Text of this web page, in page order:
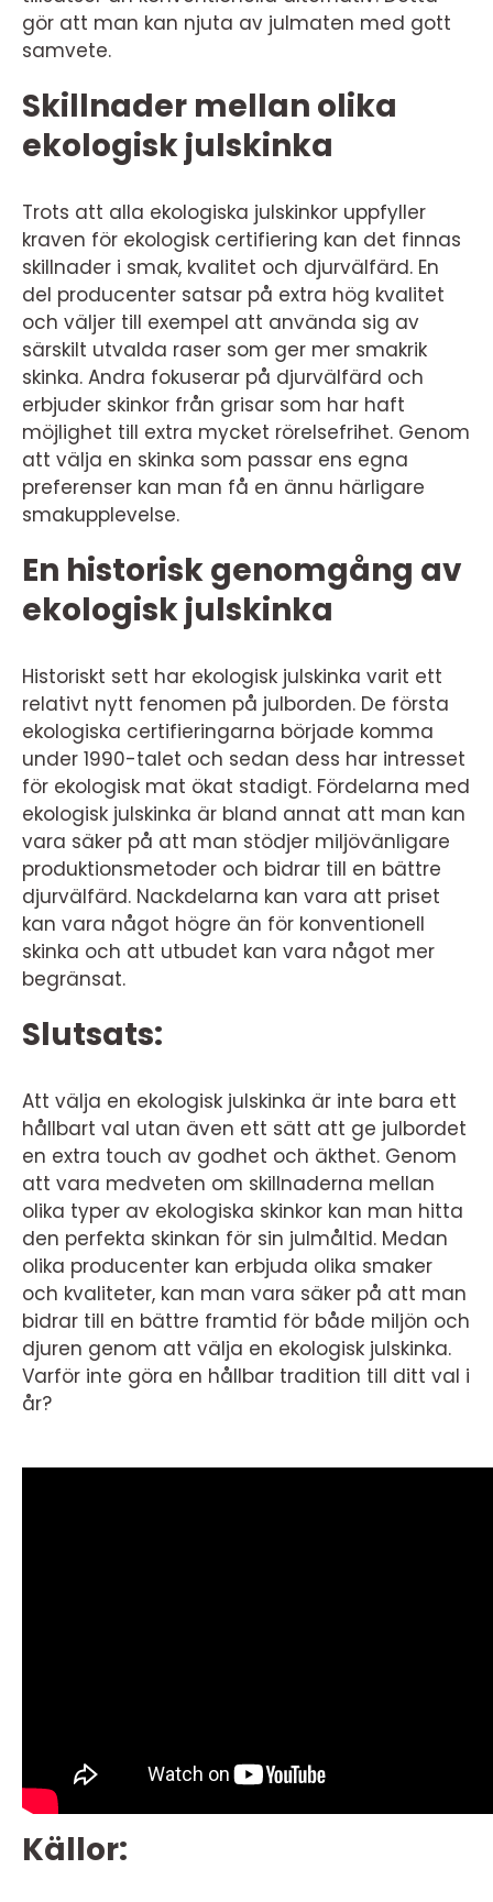
gör att man kan njuta av julmaten med gott
samvete.
Skillnader mellan olika
ekologisk julskinka
Trots att alla ekologiska julskinkor uppfyller
kraven för ekologisk certifiering kan det finnas
skillnader i smak, kvalitet och djurvälfärd. En
del producenter satsar på extra hög kvalitet
och väljer till exempel att använda sig av
särskilt utvalda raser som ger mer smakrik
skinka. Andra fokuserar på djurvälfärd och
erbjuder skinkor från grisar som har haft
möjlighet till extra mycket rörelsefrihet. Genom
att välja en skinka som passar ens egna
preferenser kan man få en ännu härligare
smakupplevelse.
En historisk genomgång av
ekologisk julskinka
Historiskt sett har ekologisk julskinka varit ett
relativt nytt fenomen på julborden. De första
ekologiska certifieringarna började komma
under 1990-talet och sedan dess har intresset
för ekologisk mat ökat stadigt. Fördelarna med
ekologisk julskinka är bland annat att man kan
vara säker på att man stödjer miljövänligare
produktionsmetoder och bidrar till en bättre
djurvälfärd. Nackdelarna kan vara att priset
kan vara något högre än för konventionell
skinka och att utbudet kan vara något mer
begränsat.
Slutsats:
Att välja en ekologisk julskinka är inte bara ett
hållbart val utan även ett sätt att ge julbordet
en extra touch av godhet och äkthet. Genom
att vara medveten om skillnaderna mellan
olika typer av ekologiska skinkor kan man hitta
den perfekta skinkan för sin julmåltid. Medan
olika producenter kan erbjuda olika smaker
och kvaliteter, kan man vara säker på att man
bidrar till en bättre framtid för både miljön och
djuren genom att välja en ekologisk julskinka.
Varför inte göra en hållbar tradition till ditt val i
år?
Källor: